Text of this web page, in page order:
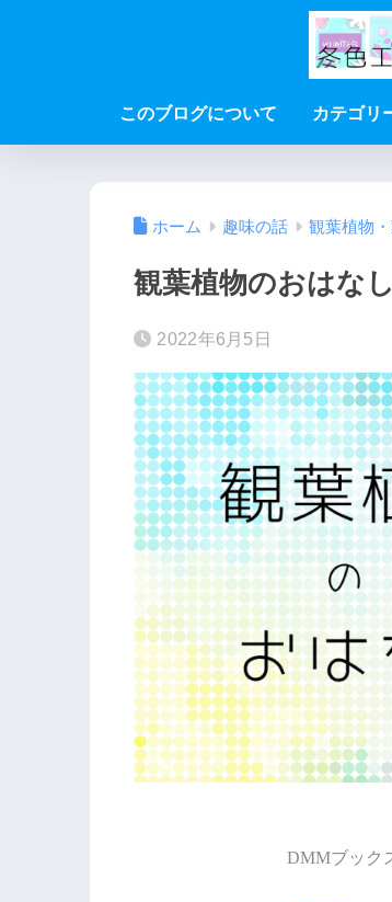
このブログについて カテゴリ
ホーム 趣味の話 観葉植物
観葉植物のおはな
2022年6月5日
DMMブック